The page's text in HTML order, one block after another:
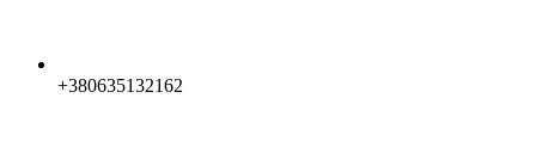
+380635132162